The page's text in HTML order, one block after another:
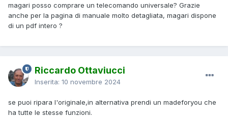
magari posso comprare un telecomando universale? Grazie
anche per la pagina di manuale molto detagliata, magari dispone
di un pdf intero ?
Riccardo Ottaviucci
Inserita: 10 novembre 2024
se puoi ripara l'originale,in alternativa prendi un madeforyou che
ha tutte le stesse funzioni.